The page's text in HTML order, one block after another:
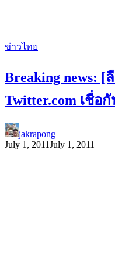
ข่าวไทย
Breaking news:
Twitter.com เชื่อ
jakrapong
July 1, 2011July 1, 2011